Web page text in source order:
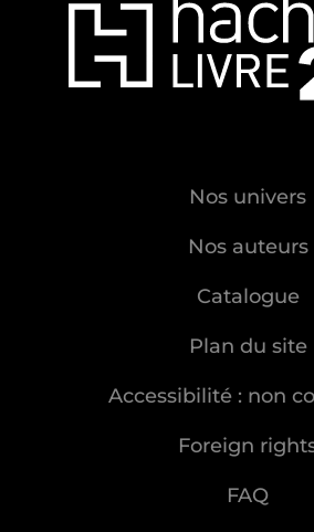
Nos univers
Nos auteurs
Catalogue
Plan du site
Accessibilité : non
Foreign
FAQ